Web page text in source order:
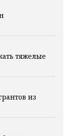
тяжелые
из